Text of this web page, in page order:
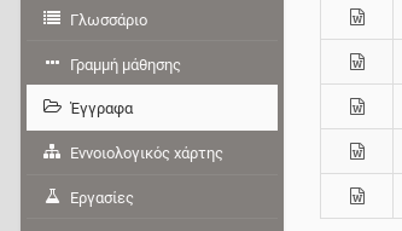
Γλωσσάριο
Γραμμή μάθησης
Έγγραφα
Εννοιολογικός χάρτης
Εργασίες